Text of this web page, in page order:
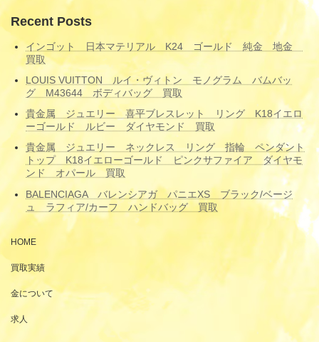
Recent Posts
インゴット 日本マテリアル K24 ゴールド 純金 地金
買取
LOUIS VUITTON ルイ・ヴィトン モノグラム バムバッ
グ M43644 ボディバッグ 買取
貴金属 ジュエリー 喜平ブレスレット リング K18イエロ
ーゴールド ルビー ダイヤモンド 買取
貴金属 ジュエリー ネックレス リング 指輪 ペンダント
トップ K18イエローゴールド ピンクサファイア ダイヤモ
ンド オパール 買取
BALENCIAGA バレンシアガ パニエXS ブラック/ベージ
ュ ラフィア/カーフ ハンドバッグ 買取
HOME
買取実績
金について
求人